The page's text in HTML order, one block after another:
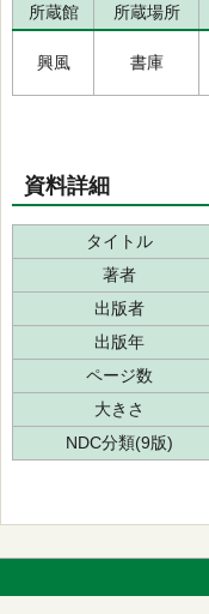
所蔵館 所蔵場所
興風 書庫
資料詳細
タイトル
著者
出版者
出版年
ページ数
大きさ
NDC分類(9版)